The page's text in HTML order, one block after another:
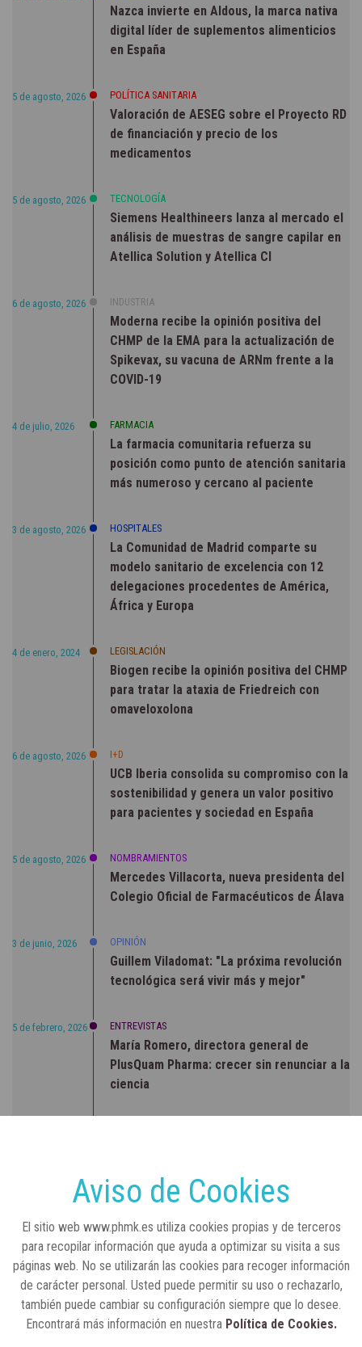
Nazca invierte en Aldous, la marca nativa
digital líder de suplementos alimenticios
en España
5 de agosto, 2026 POLÍTICA SANITARIA
Valoración de AESEG sobre el Proyecto RD
de financiación y precio de los
medicamentos
5 de agosto, 2026 TECNOLOGÍA
Siemens Healthineers lanza al mercado el
análisis de muestras de sangre capilar en
Atellica Solution y Atellica CI
6 de agosto, 2026 INDUSTRIA
Moderna recibe la opinión positiva del
CHMP de la EMA para la actualización de
Spikevax, su vacuna de ARNm frente a la
COVID-19
4 de julio, 2026 FARMACIA
La farmacia comunitaria refuerza su
posición como punto de atención sanitaria
más numeroso y cercano al paciente
3 de agosto, 2026 HOSPITALES
La Comunidad de Madrid comparte su
modelo sanitario de excelencia con 12
delegaciones procedentes de América,
África y Europa
4 de enero, 2024 LEGISLACIÓN
Biogen recibe la opinión positiva del CHMP
para tratar la ataxia de Friedreich con
omaveloxolona
6 de agosto, 2026 I+D
UCB Iberia consolida su compromiso con la
sostenibilidad y genera un valor positivo
para pacientes y sociedad en España
5 de agosto, 2026 NOMBRAMIENTOS
Mercedes Villacorta, nueva presidenta del
Colegio Oficial de Farmacéuticos de Álava
3 de junio, 2026 OPINIÓN
Guillem Viladomat: "La próxima revolución
tecnológica será vivir más y mejor"
5 de febrero, 2026 ENTREVISTAS
María Romero, directora general de
PlusQuam Pharma: crecer sin renunciar a la
ciencia
Lilly impulsa "Razones de Peso" para
visibilizar la obesidad
25 de marzo, 2023 ENTRE BASTIDORES
Real Academia Nacional de Farmacia: un
Aviso de Cookies
El sitio web www.phmk.es utiliza cookies propias y de terceros
para recopilar información que ayuda a optimizar su visita a sus
páginas web. No se utilizarán las cookies para recoger información
de carácter personal. Usted puede permitir su uso o rechazarlo,
también puede cambiar su configuración siempre que lo desee.
Encontrará más información en nuestra Política de Cookies.